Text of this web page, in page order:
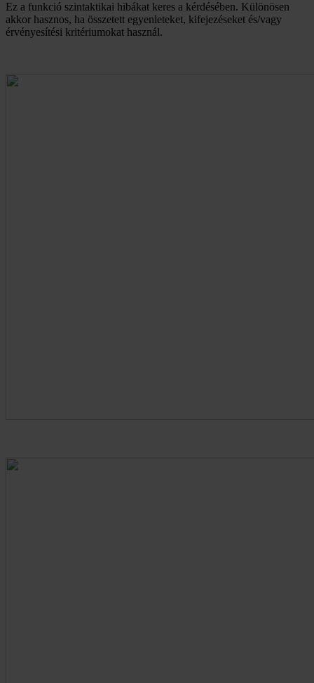
Ez a funkció szintaktikai hibákat keres a kérdésében. Különösen
akkor hasznos, ha összetett egyenleteket, kifejezéseket és/vagy
érvényesítési kritériumokat használ.